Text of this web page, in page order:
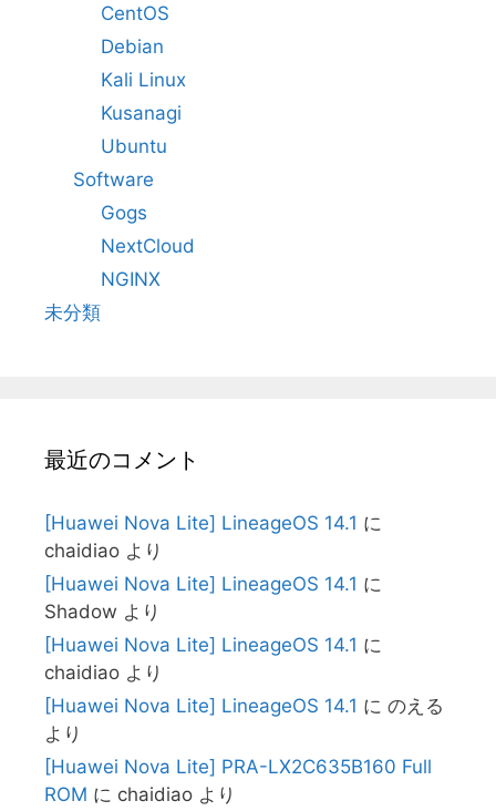
CentOS
Debian
Kali Linux
Kusanagi
Ubuntu
Software
Gogs
NextCloud
NGINX
未分類
最近のコメント
[Huawei Nova Lite] LineageOS 14.1 に
chaidiao より
[Huawei Nova Lite] LineageOS 14.1 に
Shadow より
[Huawei Nova Lite] LineageOS 14.1 に
chaidiao より
[Huawei Nova Lite] LineageOS 14.1 に のえる
より
[Huawei Nova Lite] PRA-LX2C635B160 Full
ROM に chaidiao より